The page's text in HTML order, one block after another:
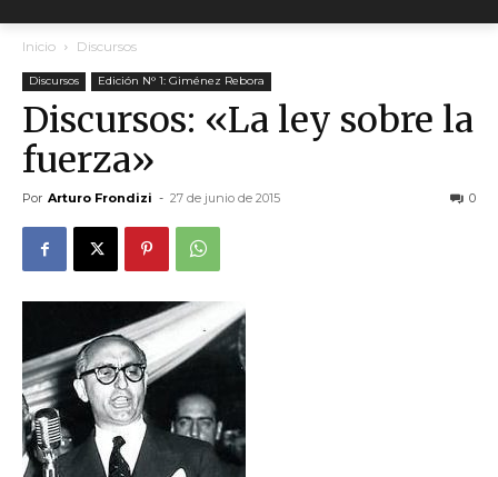
Inicio Discursos
Discursos Edición N° 1: Giménez Rebora
Discursos: «La ley sobre la
fuerza»
Por Arturo Frondizi - 27 de junio de 2015 0